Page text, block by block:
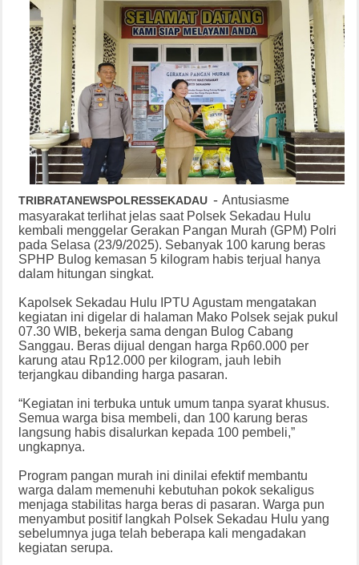
TRIBRATANEWSPOLRESSEKADAU - Antusiasme
masyarakat terlihat jelas saat Polsek Sekadau Hulu
kembali menggelar Gerakan Pangan Murah (GPM) Polri
pada Selasa (23/9/2025). Sebanyak 100 karung beras
SPHP Bulog kemasan 5 kilogram habis terjual hanya
dalam hitungan singkat.
Kapolsek Sekadau Hulu IPTU Agustam mengatakan
kegiatan ini digelar di halaman Mako Polsek sejak pukul
07.30 WIB, bekerja sama dengan Bulog Cabang
Sanggau. Beras dijual dengan harga Rp60.000 per
karung atau Rp12.000 per kilogram, jauh lebih
terjangkau dibanding harga pasaran.
“Kegiatan ini terbuka untuk umum tanpa syarat khusus.
Semua warga bisa membeli, dan 100 karung beras
langsung habis disalurkan kepada 100 pembeli,”
ungkapnya.
Program pangan murah ini dinilai efektif membantu
warga dalam memenuhi kebutuhan pokok sekaligus
menjaga stabilitas harga beras di pasaran. Warga pun
menyambut positif langkah Polsek Sekadau Hulu yang
sebelumnya juga telah beberapa kali mengadakan
kegiatan serupa.